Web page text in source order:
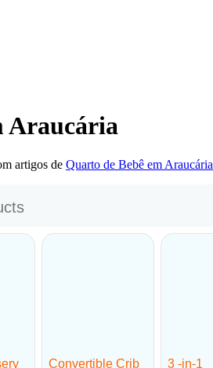
Araucária
artigos de Quarto de Bebê em Araucária